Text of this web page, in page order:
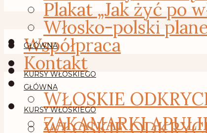
Plakat „Jak żyć po
Włosko-polski
Współpraca
Kontakt
GŁÓWNA
KURSY WŁOSKIEGO
WŁOSKIE
ZAKAMARKI
GŁÓWNA
KURSY WŁOSKIEGO